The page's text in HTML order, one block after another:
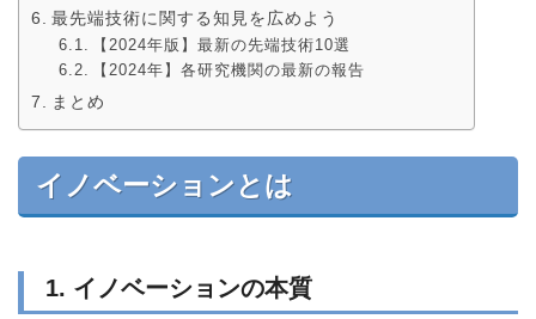
最先端技術に関する知見を広めよう
【2024年版】最新の先端技術10選
【2024年】各研究機関の最新の報告
まとめ
イノベーションとは
1. イノベーションの本質